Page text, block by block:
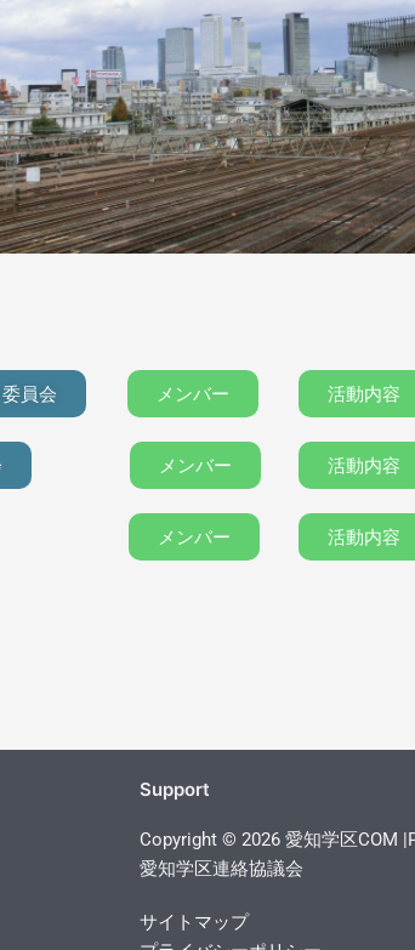
員会 メンバー 活動内容
メンバー 活動内容
メンバー 活動内容
Support
Copyright © 2026 愛知学区COM
愛知学区連絡協議会
サイトマップ